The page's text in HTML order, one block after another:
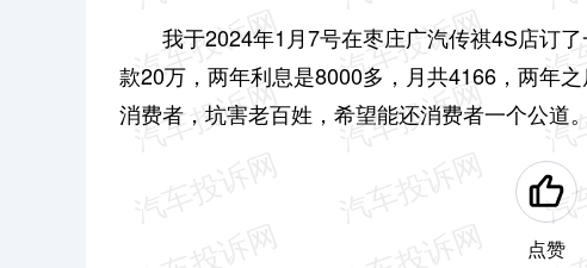
我于2024年1月7号在枣庄广汽传祺4S店订
款20万，两年利息是8000多，月共4166，两年
消费者，坑害老百姓，希望能还消费者一个公道。
点赞